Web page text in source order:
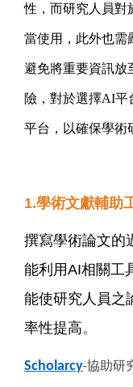
性，而研究人員對
當使用，此外也需
避免將重要資訊放
險，對於選擇AI平
平台，以確保學術
1.學術文獻輔助
撰寫學術論文的
能利用AI相關工
能使研究人員之
率性提高。
Scholarcy-協助研